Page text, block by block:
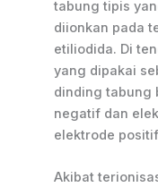
tabung tipis
diionkan pada
etiliodida. Di
yang dipakai
dinding tabung
negatif dan
elektrode
Akibat